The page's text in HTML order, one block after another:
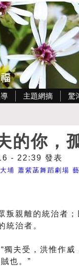
主題網摘 驚
的你，
- 22:39 發表
埔 蕭紫菡舞蹈劇場
叛親離的統治者
統治者。
獨夫受，洪惟作威
也。”